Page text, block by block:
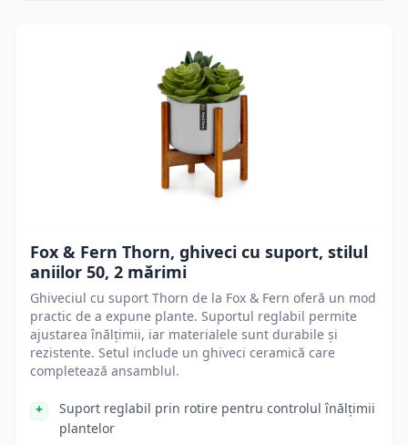
Fox & Fern Thorn, ghiveci cu suport, stilul
aniilor 50, 2 mărimi
Ghiveciul cu suport Thorn de la Fox & Fern oferă un mod
practic de a expune plante. Suportul reglabil permite
ajustarea înălțimii, iar materialele sunt durabile și
rezistente. Setul include un ghiveci ceramică care
completează ansamblul.
Suport reglabil prin rotire pentru controlul înălțimii
plantelor